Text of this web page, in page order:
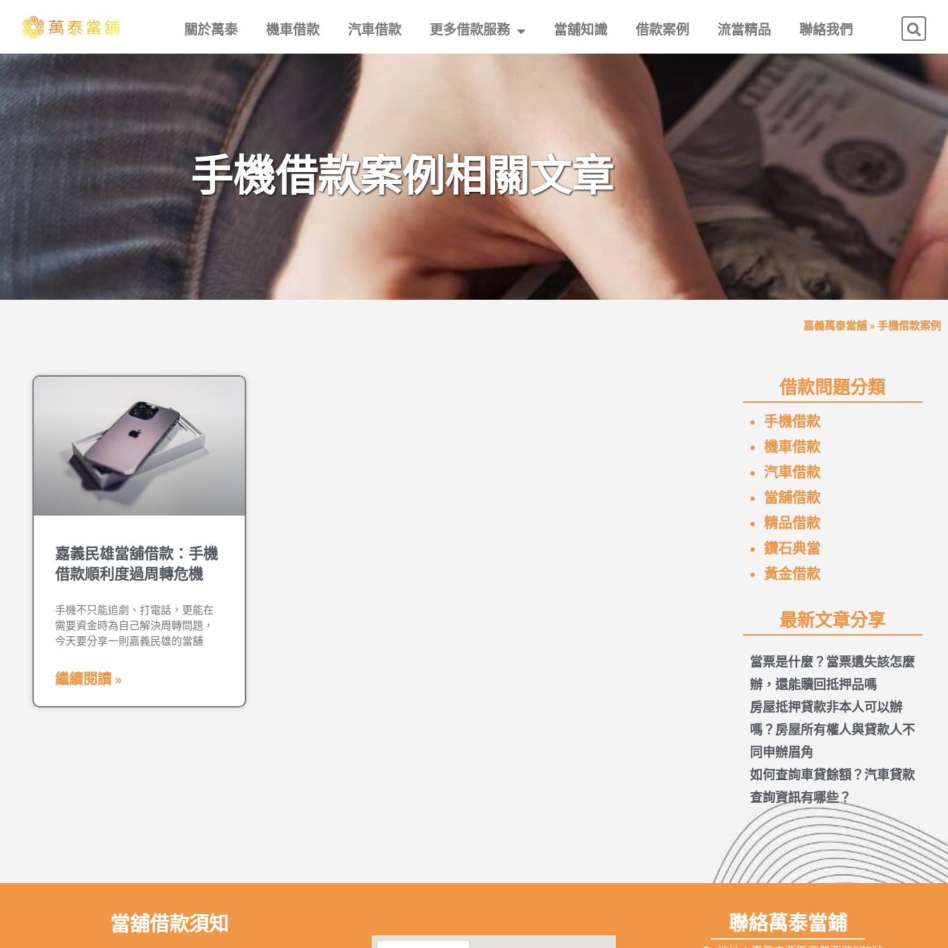
關於萬泰 機車借款 汽車借款 更多借款服務 當舖知識 借款案例 流當精品 聯絡我們
手機借款案例相關文章
嘉義萬泰當舖 » 手機借款案例
嘉義民雄當舖借款：手機
借款順利度過周轉危機
手機不只能追劇、打電話，更能在
需要資金時為自己解決周轉問題，
今天要分享一則嘉義民雄的當舖
繼續閱讀 »
借款問題分類
手機借款
機車借款
汽車借款
當舖借款
精品借款
鑽石典當
黃金借款
最新文章分享
當票是什麼？當票遺失該怎麼
辦，還能贖回抵押品嗎
房屋抵押貸款非本人可以辦
嗎？房屋所有權人與貸款人不
同申辦眉角
如何查詢車貸餘額？汽車貸款
查詢資訊有哪些？
當舖借款須知 聯絡萬泰當鋪